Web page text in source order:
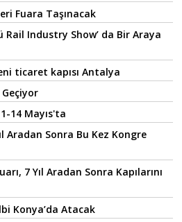
Fuara Taşınacak
Rail Industry Show’ da Bir Araya
ticaret kapısı Antalya
14 Mayıs'ta
Aradan Sonra Bu Kez Kongre
7 Yıl Aradan Sonra Kapılarını
Konya’da Atacak